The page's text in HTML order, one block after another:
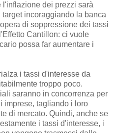
l'inflazione dei prezzi sarà
incoraggiando la banca
di soppressione dei tassi
Cantillon: ci vuole
possa far aumentare i
i tassi d'interesse da
troppo poco.
saranno in concorrenza per
imprese, tagliando i loro
di mercato. Quindi, anche se
i tassi d'interesse, i